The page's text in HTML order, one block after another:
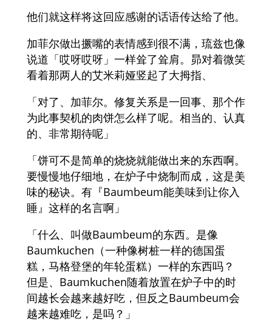
他们就这样将这回应感谢的话语传达给了他。
加菲尔做出撅嘴的表情感到很不满，琉兹也像
说道「哎呀哎呀」一样耸了耸肩。昴对着微笑
看着那两人的艾米莉娅竖起了大拇指、
「对了、加菲尔。修复关系是一回事、那个作
为此事契机的肉饼怎么样了呢。相当的、认真
的、非常期待呢」
「饼可不是简单的烧烧就能做出来的东西啊。
要慢慢地仔细地，在炉子中烧制而成，这是美
味的秘诀。有『Baumbeum能美味到让你入
睡』这样的名言啊」
「什么、叫做Baumbeum的东西。是像
Baumkuchen（一种像树桩一样的德国蛋
糕，马格登堡的年轮蛋糕）一样的东西吗？
但是、Baumkuchen随着放置在炉子中的时
间越长会越来越好吃，但反之Baumbeum会
越来越难吃，是吗？」